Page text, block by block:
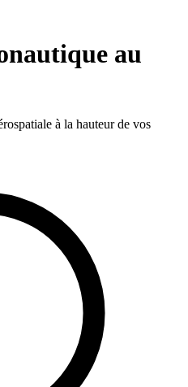
au
à la hauteur de vos